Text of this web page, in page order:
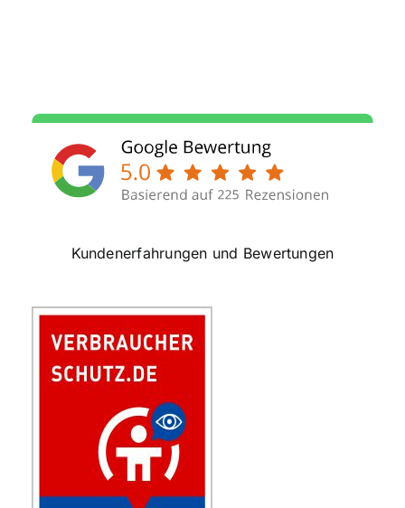
Kundenerfahrungen und Bewertungen